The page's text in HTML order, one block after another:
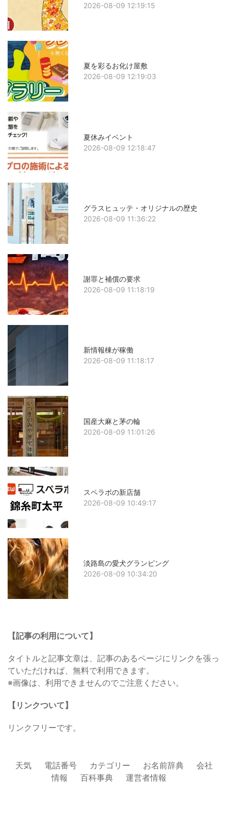
2026-08-09 12:19:15
夏を彩るお化け屋敷
2026-08-09 12:19:03
夏休みイベント
2026-08-09 12:18:47
グラスヒュッテ・オリジナルの歴史
2026-08-09 11:36:22
謝罪と補償の要求
2026-08-09 11:18:19
新情報棟が稼働
2026-08-09 11:18:17
国産大麻と茅の輪
2026-08-09 11:01:26
スペラボの新店舗
2026-08-09 10:49:17
淡路島の愛犬グランピング
2026-08-09 10:34:20
【記事の利用について】
タイトルと記事文章は、記事のあるページにリンクを張っ
ていただければ、無料で利用できます。
※画像は、利用できませんのでご注意ください。
【リンクついて】
リンクフリーです。
天気 電話番号 カテゴリー お名前辞典
会社
情報
百科事典 運営者情報